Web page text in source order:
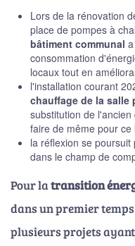
Lors de la rénovation
place de pompes à
bâtiment communal
consommation
locaux tout en
l'installation courant
chauffage de la
substitution de
faire de même pour ce
la réflexion se
dans le champ de
Pour latransition
dans un premier
plusieurs projets